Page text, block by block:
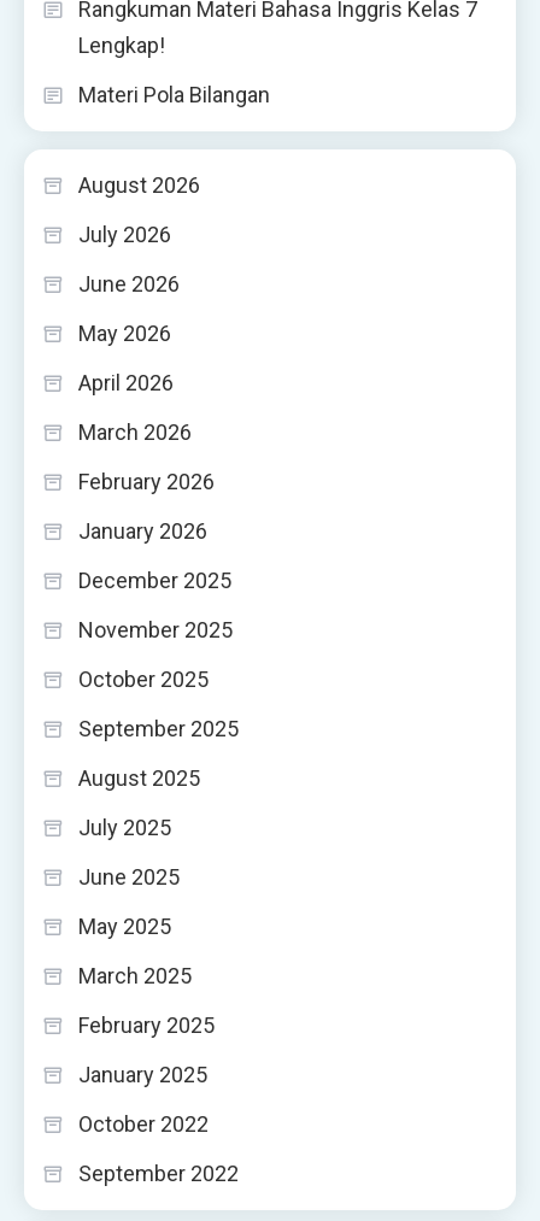
Rangkuman Materi Bahasa Inggris Kelas 7
Lengkap!
Materi Pola Bilangan
August 2026
July 2026
June 2026
May 2026
April 2026
March 2026
February 2026
January 2026
December 2025
November 2025
October 2025
September 2025
August 2025
July 2025
June 2025
May 2025
March 2025
February 2025
January 2025
October 2022
September 2022